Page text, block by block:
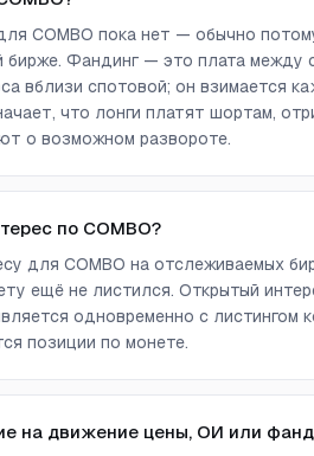
COMBO пока нет — обычно
Фандинг — это плата между
вблизи спотовой; он взимается
что лонги платят шортам,
о возможном развороте.
по COMBO?
для COMBO на отслеживаемых
ещё не листился. Открытый
одновременно с листингом
позиции по монете.
на движение цены, ОИ или